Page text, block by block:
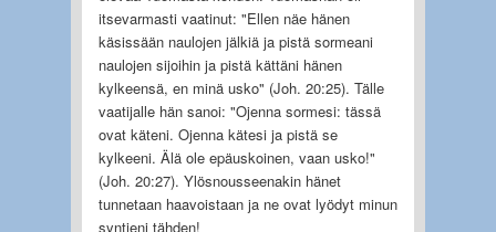
itsevarmasti vaatinut: "Ellen näe hänen
käsissään naulojen jälkiä ja pistä sormeani
naulojen sijoihin ja pistä kättäni hänen
kylkeensä, en minä usko" (Joh. 20:25). Tälle
vaatijalle hän sanoi: "Ojenna sormesi: tässä
ovat käteni. Ojenna kätesi ja pistä se
kylkeeni. Älä ole epäuskoinen, vaan usko!"
(Joh. 20:27). Ylösnousseenakin hänet
tunnetaan haavoistaan ja ne ovat lyödyt minun
syntieni tähden!